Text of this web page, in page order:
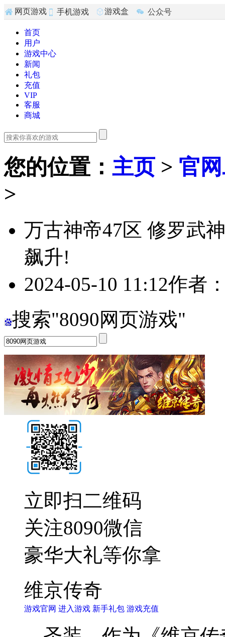
网页游戏 手机游戏
游戏盒
公众号
首页
用户
游戏中心
新闻
礼包
充值
VIP
客服
商城
您的位置 ： 主页> 官
>
万古神帝47区 修罗武
飙升!
2024-05-10 11:12作者
搜索"8090网页游戏"
立即扫二维码
关注8090微信
豪华大礼等你拿
维京传奇
游戏官网 进入游戏 新手礼包 游戏充值